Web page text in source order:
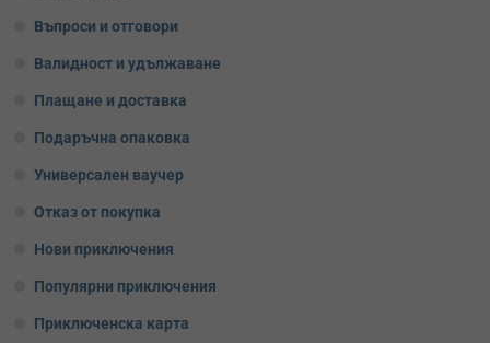
Въпроси и отговори
Валидност и удължаване
Плащане и доставка
Подаръчна опаковка
Универсален ваучер
Отказ от покупка
Нови приключения
Популярни приключения
Приключенска карта